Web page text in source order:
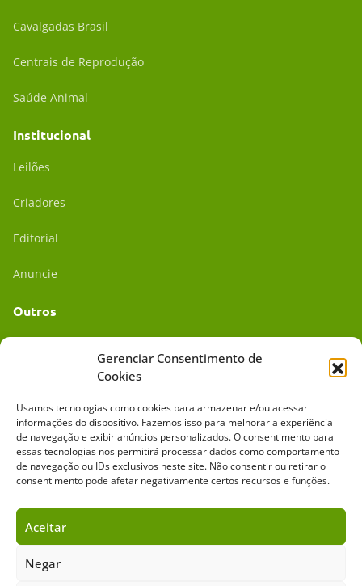
Gerenciar Consentimento de
Cookies
Usamos tecnologias como cookies para armazenar e/ou acessar
informações do dispositivo. Fazemos isso para melhorar a experiência
de navegação e exibir anúncios personalizados. O consentimento para
essas tecnologias nos permitirá processar dados como comportamento
de navegação ou IDs exclusivos neste site. Não consentir ou retirar o
consentimento pode afetar negativamente certos recursos e funções.
Aceitar
Negar
Cavalgadas Brasil
Centrais de Reprodução
Saúde Animal
Institucional
Leilões
Criadores
Editorial
Anuncie
Outros
Mídia Kit
Sobre o Cavalus Leilões Anuncie